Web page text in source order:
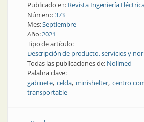
Publicado en: Revista Ingeniería Eléctrica
Número:373
Mes:Septiembre
Año:2021
Tipo de artículo:
Descripción de producto, servicios y
Todas las publicaciones de: Nollmed
Palabra clave:
gabinete celda minishelter centro
transportable